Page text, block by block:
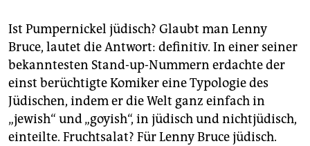
unterstützen
abo
genossenschaft
epaper login
Ist Pumpernickel jüdisch? Glaubt man Lenny
Bruce, lautet die Antwort: definitiv. In einer seiner
bekanntesten Stand-up-Nummern erdachte der
einst berüchtigte Komiker eine Typologie des
Jüdischen, indem er die Welt ganz einfach in
„jewish“ und ­„goyish“, in jüdisch und nichtjüdisch,
einteilte. Fruchtsalat? Für Lenny Bruce jüdisch.